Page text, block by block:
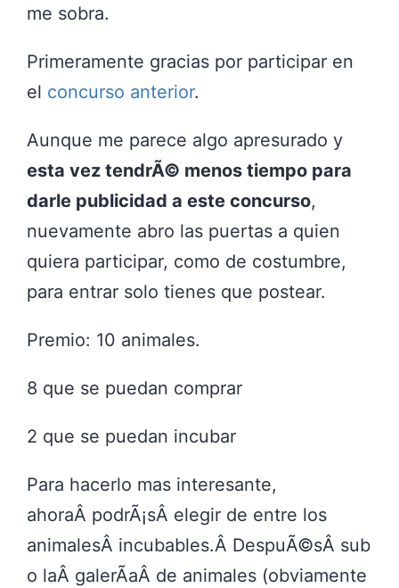
me sobra.
Primeramente gracias por participar en
el concurso anterior.
Aunque me parece algo apresurado y
esta vez tendrÃ© menos tiempo para
darle publicidad a este concurso,
nuevamente abro las puertas a quien
quiera participar, como de costumbre,
para entrar solo tienes que postear.
Premio: 10 animales.
8 que se puedan comprar
2 que se puedan incubar
Para hacerlo mas interesante,
ahoraÂ podrÃ¡sÂ elegir de entre los
animalesÂ incubables.Â DespuÃ©sÂ sub
o laÂ galerÃ­aÂ de animales (obviamente